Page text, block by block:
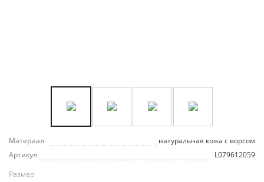
Материал
натуральная кожа с ворсом
Артикул
L079612059
Размер